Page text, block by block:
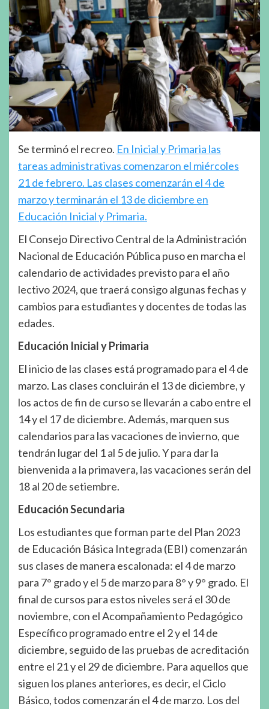
Se terminó el recreo. En Inicial y Primaria las
tareas administrativas comenzaron el miércoles
21 de febrero. Las clases comenzarán el 4 de
marzo y terminarán el 13 de diciembre en
Educación Inicial y Primaria.
El Consejo Directivo Central de la Administración
Nacional de Educación Pública puso en marcha el
calendario de actividades previsto para el año
lectivo 2024, que traerá consigo algunas fechas y
cambios para estudiantes y docentes de todas las
edades.
Educación Inicial y Primaria
El inicio de las clases está programado para el 4 de
marzo. Las clases concluirán el 13 de diciembre, y
los actos de fin de curso se llevarán a cabo entre el
14 y el 17 de diciembre. Además, marquen sus
calendarios para las vacaciones de invierno, que
tendrán lugar del 1 al 5 de julio. Y para dar la
bienvenida a la primavera, las vacaciones serán del
18 al 20 de setiembre.
Educación Secundaria
Los estudiantes que forman parte del Plan 2023
de Educación Básica Integrada (EBI) comenzarán
sus clases de manera escalonada: el 4 de marzo
para 7° grado y el 5 de marzo para 8° y 9° grado. El
final de cursos para estos niveles será el 30 de
noviembre, con el Acompañamiento Pedagógico
Específico programado entre el 2 y el 14 de
diciembre, seguido de las pruebas de acreditación
entre el 21 y el 29 de diciembre. Para aquellos que
siguen los planes anteriores, es decir, el Ciclo
Básico, todos comenzarán el 4 de marzo. Los del